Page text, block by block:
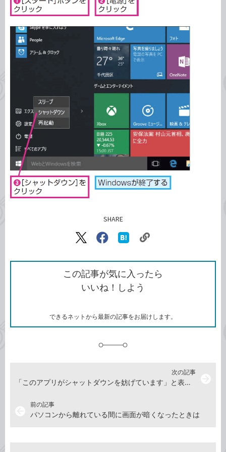
SHARE
X（旧
で
シ
ェ
ア
Facebook
シ
ェ
ア
な
ッ
ク
ク
ク
を
コ
この記事が気に入ったら
いいね！しよう
できるネットから最新の記事をお届けします。
前の記事
パソコンから離れている間に画面が暗くなったときは
次の記事
「このアプリがシャットダウンを妨げています」と表示されるときは